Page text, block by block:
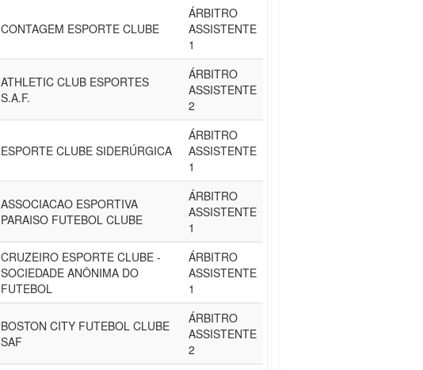
CONTAGEM ESPORTE CLUBE
ÁRBITRO
ASSISTENTE
1
ATHLETIC CLUB ESPORTES
S.A.F.
ÁRBITRO
ASSISTENTE
2
ESPORTE CLUBE SIDERÚRGICA
ÁRBITRO
ASSISTENTE
1
ASSOCIACAO ESPORTIVA
PARAISO FUTEBOL CLUBE
ÁRBITRO
ASSISTENTE
1
CRUZEIRO ESPORTE CLUBE -
SOCIEDADE ANÔNIMA DO
FUTEBOL
ÁRBITRO
ASSISTENTE
1
BOSTON CITY FUTEBOL CLUBE
SAF
ÁRBITRO
ASSISTENTE
2